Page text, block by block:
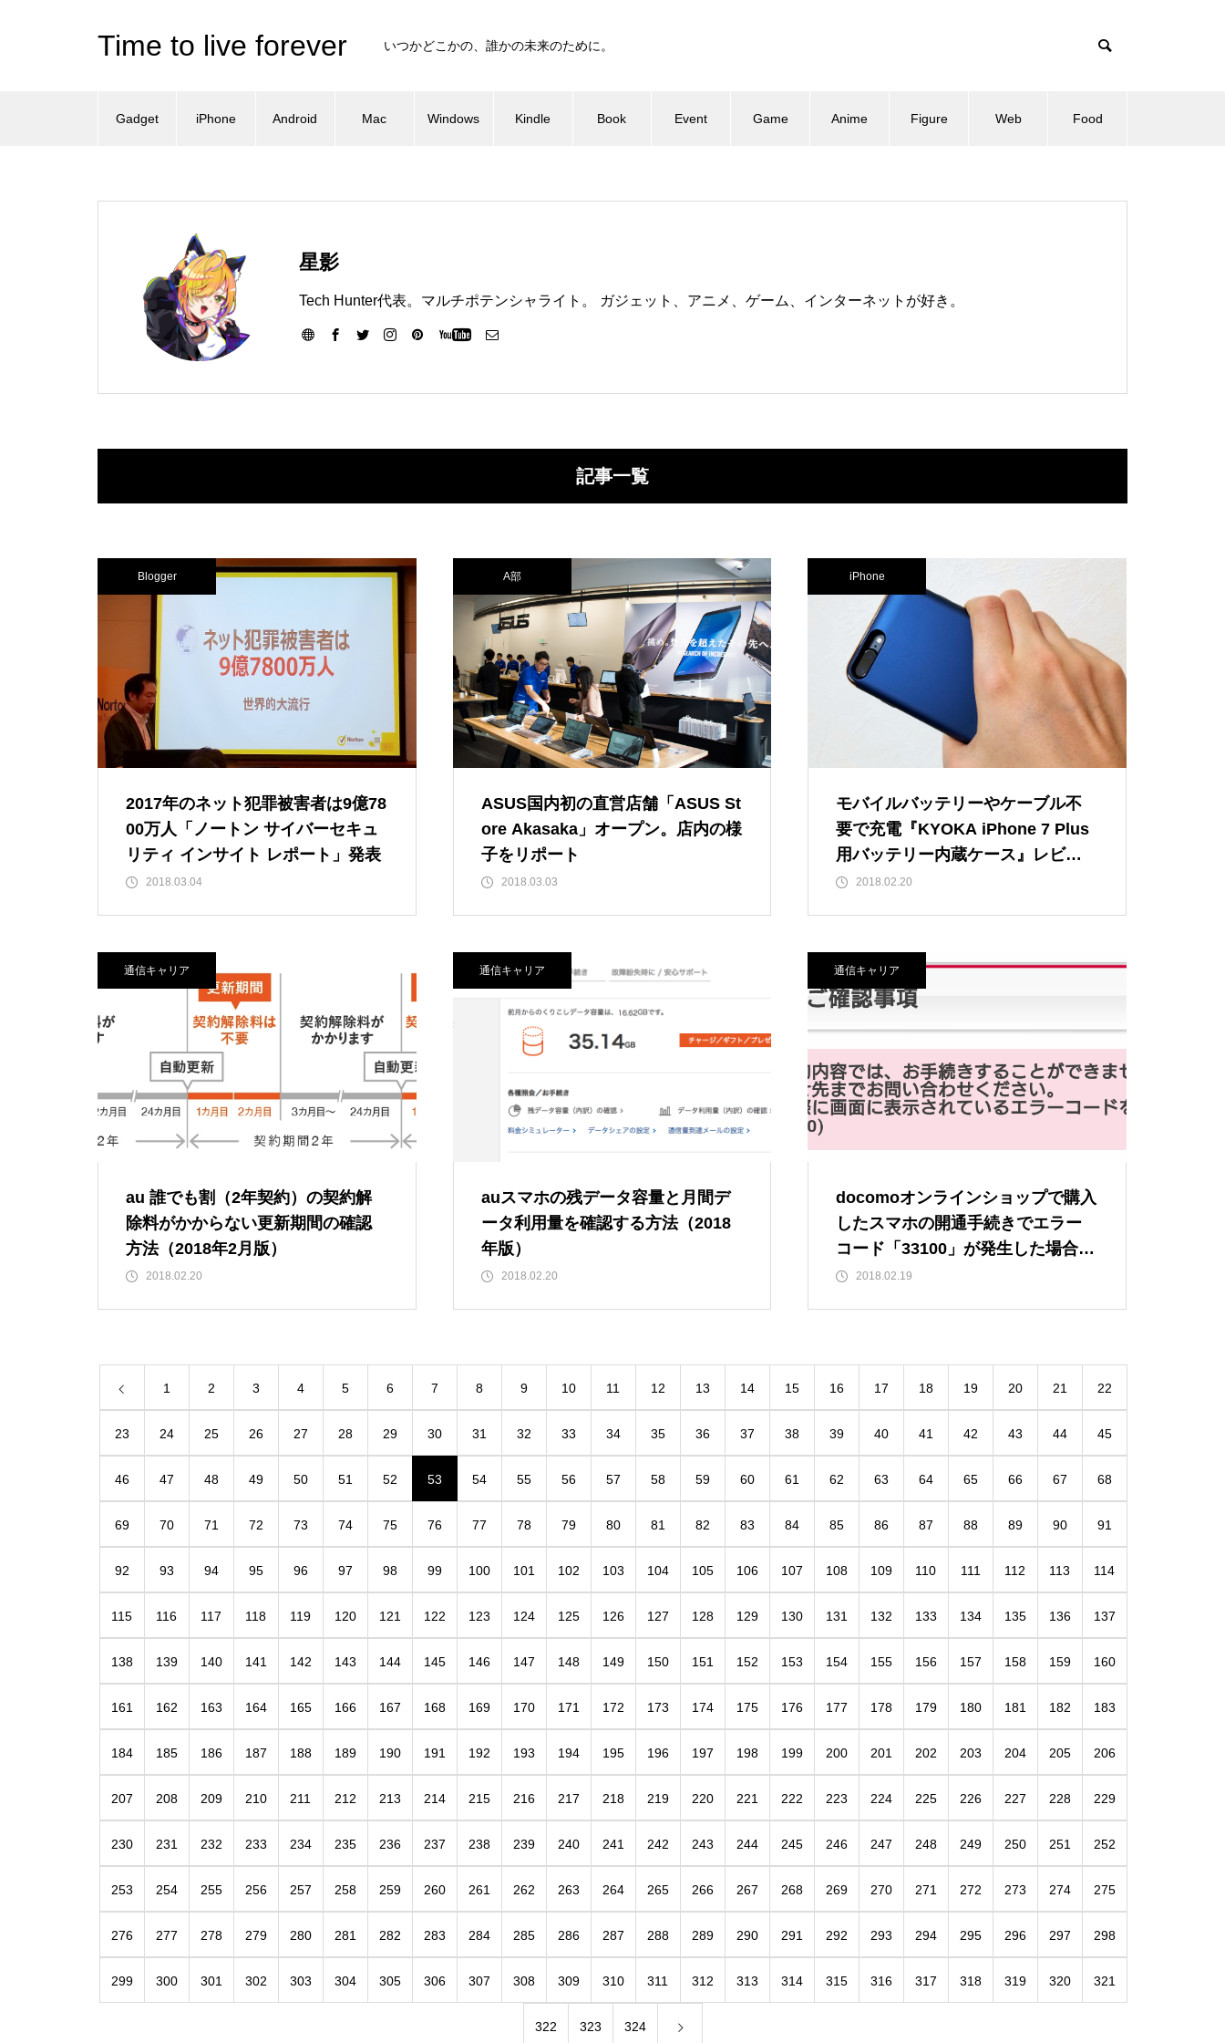
Time to live forever いつかどこかの、誰かの未来のために。
Gadget iPhone Android Mac Windows Kindle Book Event Game Anime Figure Web Food
星影
Tech Hunter代表。マルチポテンシャライト。 ガジェット、アニメ、ゲーム、インターネットが好き。
記事一覧
Blogger
2017年のネット犯罪被害者は9億78
00万人「ノートン サイバーセキュ
リティ インサイト レポート」発表
2018.03.04
A部
ASUS国内初の直営店舗「ASUS St
ore Akasaka」オープン。店内の様
子をリポート
2018.03.03
iPhone
モバイルバッテリーやケーブル不
要で充電『KYOKA iPhone 7 Plus
用バッテリー内蔵ケース』レビュ
ー
2018.02.20
通信キャリア
au 誰でも割（2年契約）の契約解
除料がかからない更新期間の確認
方法（2018年2月版）
2018.02.20
通信キャリア
auスマホの残データ容量と月間デ
ータ利用量を確認する方法（2018
年版）
2018.02.20
通信キャリア
docomoオンラインショップで購入
したスマホの開通手続きでエラー
コード「33100」が発生した場合の
対処法
2018.02.19
1 2 3 4 5 6 7 8 9 10 11 12 13 14 15 16 17 18 19 20 21 22
23 24 25 26 27 28 29 30 31 32 33 34 35 36 37 38 39 40 41 42 43 44 45
46 47 48 49 50 51 52 53 54 55 56 57 58 59 60 61 62 63 64 65 66 67 68
69 70 71 72 73 74 75 76 77 78 79 80 81 82 83 84 85 86 87 88 89 90 91
92 93 94 95 96 97 98 99 100 101 102 103 104 105 106 107 108 109 110 111 112 113 114
115 116 117 118 119 120 121 122 123 124 125 126 127 128 129 130 131 132 133 134 135 136 137
138 139 140 141 142 143 144 145 146 147 148 149 150 151 152 153 154 155 156 157 158 159 160
161 162 163 164 165 166 167 168 169 170 171 172 173 174 175 176 177 178 179 180 181 182 183
184 185 186 187 188 189 190 191 192 193 194 195 196 197 198 199 200 201 202 203 204 205 206
207 208 209 210 211 212 213 214 215 216 217 218 219 220 221 222 223 224 225 226 227 228 229
230 231 232 233 234 235 236 237 238 239 240 241 242 243 244 245 246 247 248 249 250 251 252
253 254 255 256 257 258 259 260 261 262 263 264 265 266 267 268 269 270 271 272 273 274 275
276 277 278 279 280 281 282 283 284 285 286 287 288 289 290 291 292 293 294 295 296 297 298
299 300 301 302 303 304 305 306 307 308 309 310 311 312 313 314 315 316 317 318 319 320 321
322 323 324